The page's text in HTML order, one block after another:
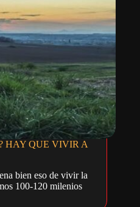
HAY QUE VIVIR A
bien eso de vivir la
100-120 milenios